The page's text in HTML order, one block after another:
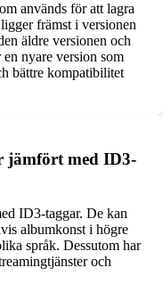
används för att lagra
främst i versionen
äldre versionen och
nyare version som
bättre kompatibilitet
jämfört med ID3-
ID3-taggar. De kan
albumkonst i högre
språk. Dessutom har
och